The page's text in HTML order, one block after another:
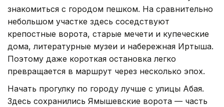
знакомиться с городом пешком. На сравнительно
небольшом участке здесь соседствуют
крепостные ворота, старые мечети и купеческие
дома, литературные музеи и набережная Иртыша.
Поэтому даже короткая остановка легко
превращается в маршрут через несколько эпох.
Начать прогулку по городу лучше с улицы Абая.
Здесь сохранились Ямышевские ворота — часть